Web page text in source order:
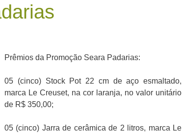
Prêmios da Promoção Seara Padarias:
05 (cinco) Stock Pot 22 cm de aço esmaltado,
marca Le Creuset, na cor laranja, no valor unitário
de R$ 350,00;
05 (cinco) Jarra de cerâmica de 2 litros, marca Le